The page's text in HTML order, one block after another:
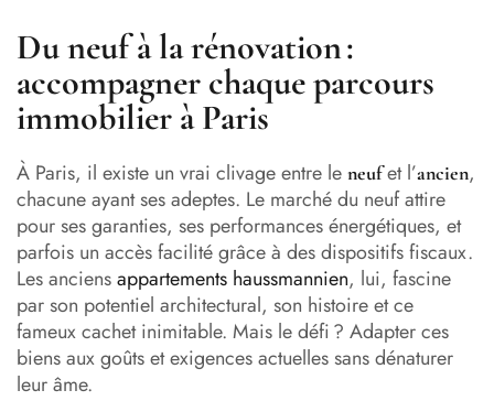
Du neuf à la rénovation :
accompagner chaque parcours
immobilier à Paris
À Paris, il existe un vrai clivage entre le neufet l’ancien,
chacune ayant ses adeptes. Le marché du neuf attire
pour ses garanties, ses performances énergétiques, et
parfois un accès facilité grâce à des dispositifs fiscaux.
Les anciensappartements haussmannien, lui, fascine
par son potentiel architectural, son histoire et ce
fameux cachet inimitable. Mais le défi ? Adapter ces
biens aux goûts et exigences actuelles sans dénaturer
leur âme.